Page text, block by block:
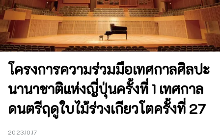
โครงการความร่วมมือเทศกาลศิลปะ
นานาชาติแห่งญี่ปุ่นครั้งที่ 1 เทศกาล
ดนตรีฤดูใบไม้ร่วงเกียวโตครั้งที่ 27
2023.10.17